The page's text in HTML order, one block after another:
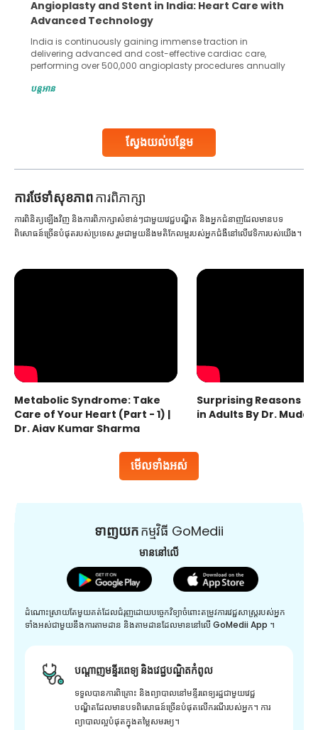
ស្វែងយល់បន្ថែម
Angioplasty and Stent in India: Heart Care with
Advanced Technology
India is continuously gaining immense traction in
delivering advanced and cost-effective cardiac care,
performing over 500,000 angioplasty procedures annually
globe are searching for treatments like angioplasty and
Studies, such as one published
បន្តអាន
ការ​ថែទាំ​សុខភាពការពិភាក្សា
មើលទាំងអស់
ការពិនិត្យឡើងវិញ និងការពិភាក្សាសំខាន់ៗជាមួយវេជ្ជបណ្ឌិត និងអ្នកជំនាញដែលមានបទ
ពិសោធន៍ច្រើនបំផុតរបស់ប្រទេស រួមជាមួយនឹងមតិកែលម្អរបស់អ្នកជំងឺនៅលើវេទិការបស់យើង។
Metabolic Syndrome: Take
Care of Your Heart (Part - 1) |
Dr. Ajay Kumar Sharma
Surprising Reasons
in Adults By Dr.
ទាញយកកម្មវិធី GoMedii
មាននៅលើ
ដំណោះស្រាយតែមួយគត់ដែលជំរុញដោយបច្ចេកវិទ្យាចំពោះតម្រូវការវេជ្ជសាស្រ្តរបស់អ្នក
ទាំងអស់ជាមួយនឹងការតាមដាន និងតាមដានដែលមាននៅលើ GoMedii App ។
បណ្តាញមន្ទីរពេទ្យ និងវេជ្ជបណ្ឌិតកំពូល
ទទួលបានការពិគ្រោះ និងព្យាបាលនៅមន្ទីរពេទ្យរដ្ឋជាមួយវេជ្ជ
បណ្ឌិតដែលមានបទពិសោធន៍ច្រើនបំផុតលើករណីរបស់អ្នក។ ការ
ព្យាបាលល្អបំផុតក្នុងតម្លៃសមរម្យ។